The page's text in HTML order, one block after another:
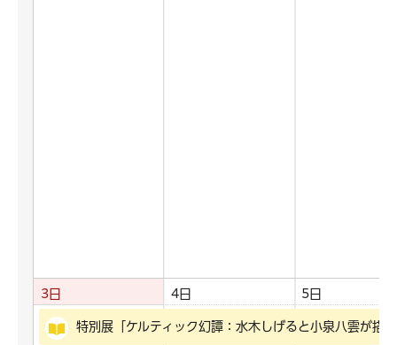
3日 4日 5日
特別展「ケルティック幻譚：水木しげると小泉八雲が描